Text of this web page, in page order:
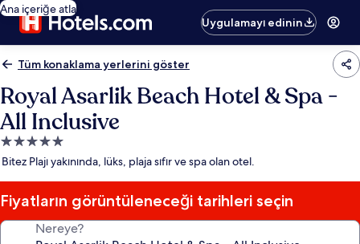
Ana içeriğe atla
Uygulamayı edinin
Tüm konaklama yerlerini göster
Royal Asarlik Beach Hotel & Spa -
All Inclusive
5.0
yıldızlı
yeri
Bitez Plajı yakınında, lüks, plaja sıfır ve spa olan otel.
Fiyatların görüntüleneceği tarihleri seçin
Nereye?